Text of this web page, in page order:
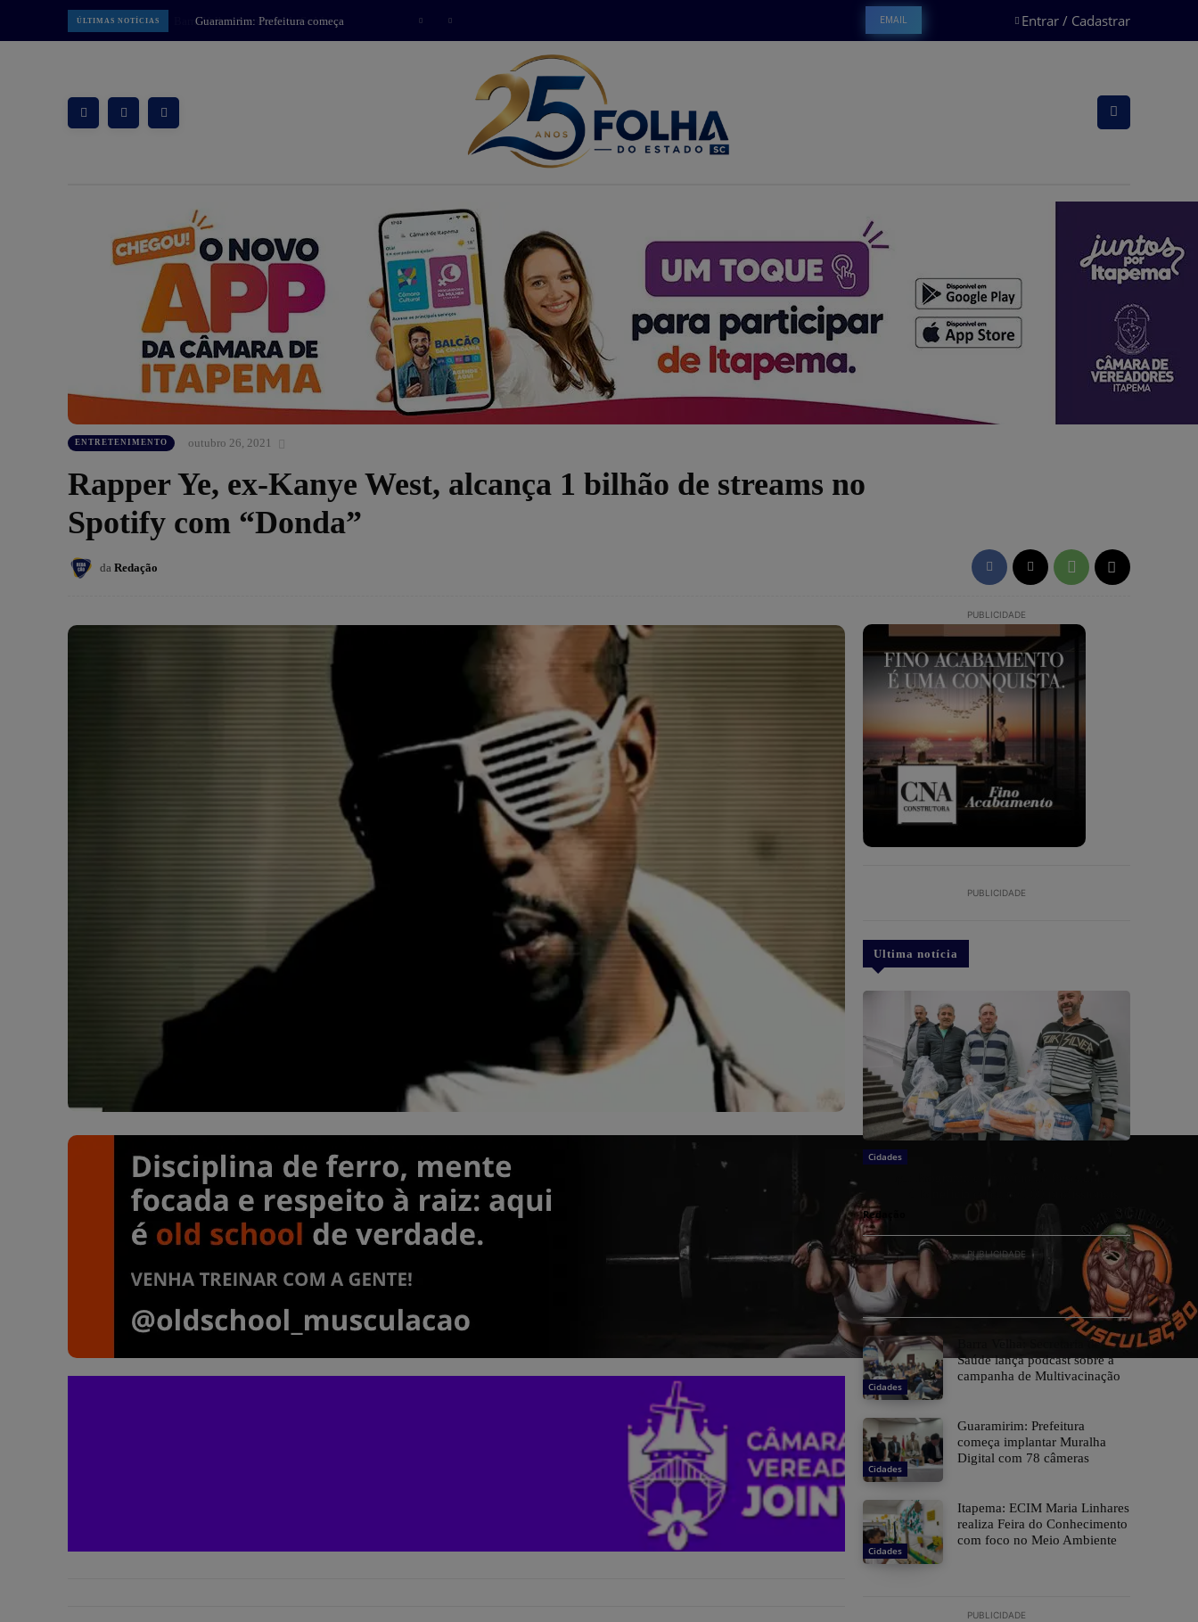
ÚLTIMAS NOTÍCIAS
Guaramirim: Prefeitura começa
implantar Muralha Digital com 78
EMAIL Entrar / Cadastrar
ENTRETENIMENTO outubro 26, 2021
Rapper Ye, ex-Kanye West, alcança 1 bilhão de streams no
Spotify com “Donda”
da Redação
PUBLICIDADE
PUBLICIDADE
Ultima notícia
Cidades
Redação
PUBLICIDADE
Cidades
Barra Velha: Secretaria de
Saúde lança podcast sobre a
campanha de Multivacinação
Cidades
Guaramirim: Prefeitura
começa implantar Muralha
Digital com 78 câmeras
Cidades
Itapema: ECIM Maria Linhares
realiza Feira do Conhecimento
com foco no Meio Ambiente
PUBLICIDADE